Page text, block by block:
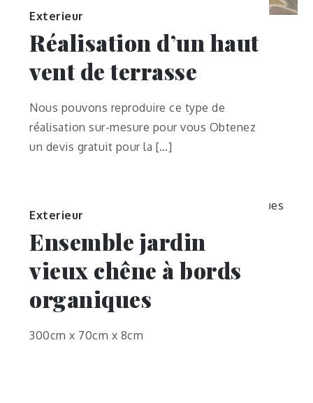
Exterieur
Réalisation d’un haut
vent de terrasse
Nous pouvons reproduire ce type de
réalisation sur-mesure pour vous Obtenez
un devis gratuit pour la […]
Exterieur
Ensemble jardin
vieux chêne à bords
organiques
300cm x 70cm x 8cm